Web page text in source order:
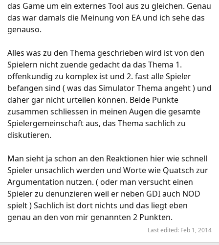
das Game um ein externes Tool aus zu gleichen. Genau
das war damals die Meinung von EA und ich sehe das
genauso.
Alles was zu den Thema geschrieben wird ist von den
Spielern nicht zuende gedacht da das Thema 1.
offenkundig zu komplex ist und 2. fast alle Spieler
befangen sind ( was das Simulator Thema angeht ) und
daher gar nicht urteilen können. Beide Punkte
zusammen schliessen in meinen Augen die gesamte
Spielergemeinschaft aus, das Thema sachlich zu
diskutieren.
Man sieht ja schon an den Reaktionen hier wie schnell
Spieler unsachlich werden und Worte wie Quatsch zur
Argumentation nutzen. ( oder man versucht einen
Spieler zu denunzieren weil er neben GDI auch NOD
spielt ) Sachlich ist dort nichts und das liegt eben
genau an den von mir genannten 2 Punkten.
Last edited: Feb 1, 2014